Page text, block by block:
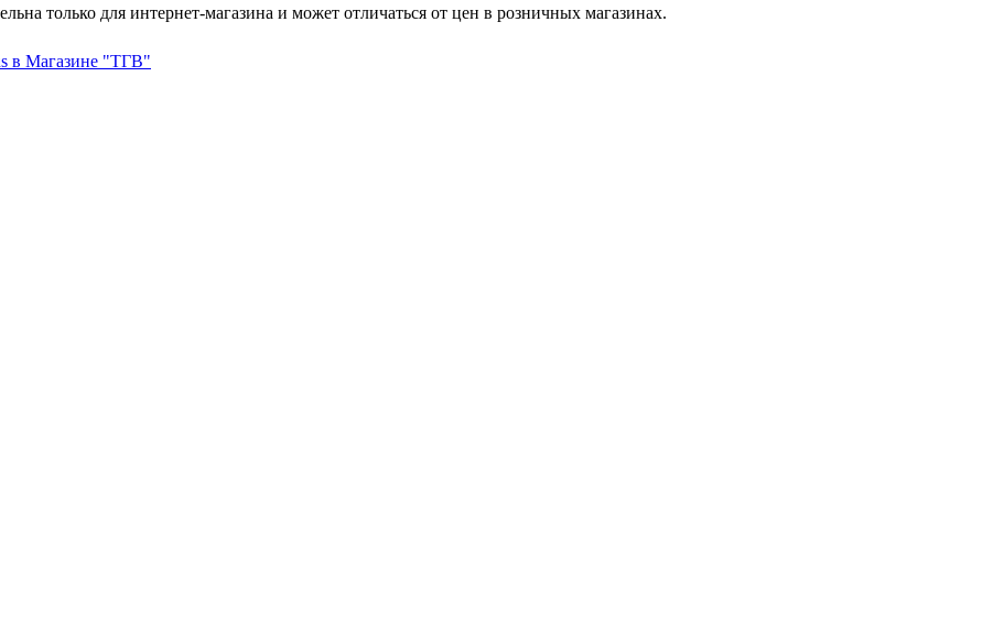
только для интернет-магазина и может отличаться от цен в розничных магазинах.